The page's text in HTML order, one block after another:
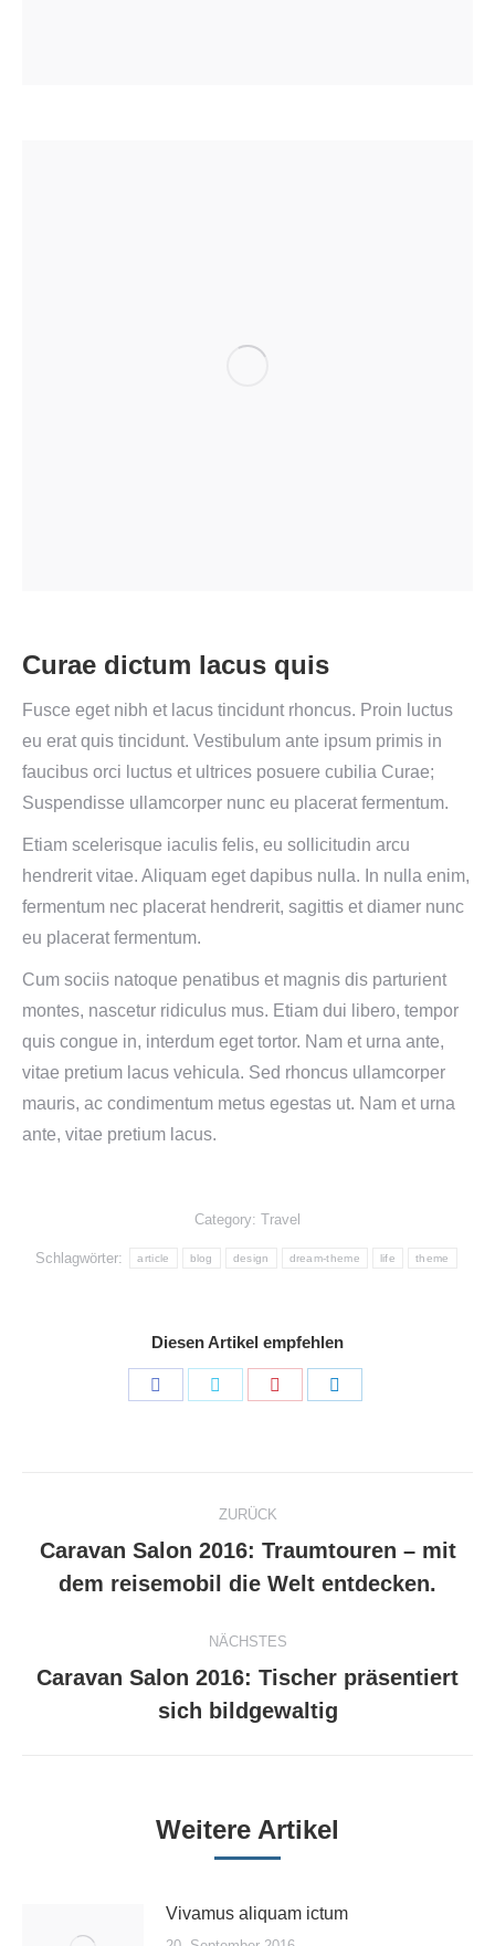
Curae dictum lacus quis
Fusce eget nibh et lacus tincidunt rhoncus. Proin luctus
eu erat quis tincidunt. Vestibulum ante ipsum primis in
faucibus orci luctus et ultrices posuere cubilia Curae;
Suspendisse ullamcorper nunc eu placerat fermentum.
Etiam scelerisque iaculis felis, eu sollicitudin arcu
hendrerit vitae. Aliquam eget dapibus nulla. In nulla enim,
fermentum nec placerat hendrerit, sagittis et diamer nunc
eu placerat fermentum.
Cum sociis natoque penatibus et magnis dis parturient
montes, nascetur ridiculus mus. Etiam dui libero, tempor
quis congue in, interdum eget tortor. Nam et urna ante,
vitae pretium lacus vehicula. Sed rhoncus ullamcorper
mauris, ac condimentum metus egestas ut. Nam et urna
ante, vitae pretium lacus.
Category: Travel
Schlagwörter: article blog design dream-theme life theme
Diesen Artikel empfehlen
Kommentarnavigation
ZURÜCK
Vorheriger
Beitrag:
Caravan Salon 2016: Traumtouren – mit
dem reisemobil die Welt entdecken.
NÄCHSTES
Nächster
Beitrag:
Caravan Salon 2016: Tischer präsentiert
sich bildgewaltig
Weitere Artikel
Vivamus aliquam ictum